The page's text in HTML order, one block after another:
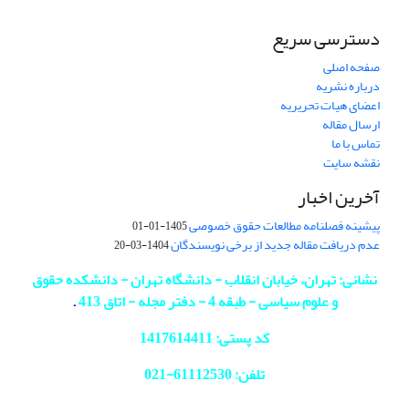
دسترسی سریع
صفحه اصلی
درباره نشریه
اعضای هیات تحریریه
ارسال مقاله
تماس با ما
نقشه سایت
آخرین اخبار
پیشینه فصلنامه مطالعات حقوق خصوصی1405-01-01
عدم دریافت مقاله جدید از برخی نویسندگان1404-03-20
نشانی: تهران، خیابان انقلاب - دانشگاه تهران - دانشکده حقوق
و علوم سیاسی - طبقه 4 - دفتر مجله - اتاق 413
.
کد پستی: 1417614411
تلفن: 61112530-
021